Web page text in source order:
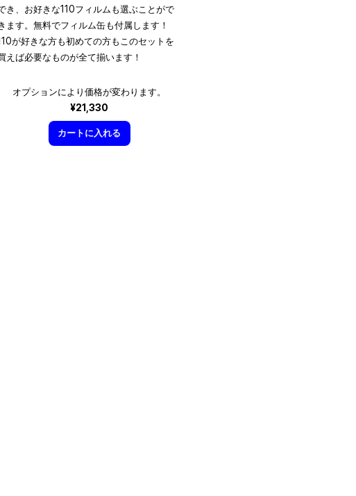
き、お好きな110フィルムも選ぶことがで
ます。無料でフィルム缶も付属します！
が好きな方も初めての方もこのセットを
えば必要なものが全て揃います！
オプションにより価格が変わります。
¥21,330
カートに入れる